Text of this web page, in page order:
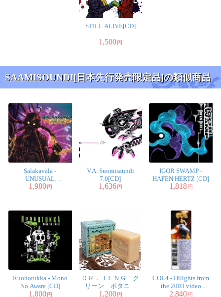
STILL ALIVE[CD]
1,500円
SAAMISOUNDI[日本先行発売限定品]の類似商品
Salakavala -
UNUSUAL
CONDITIONS
1,980 円
V.A. Suomisaundi
7.0[CD]
1,636 円
IGOR SWAMP -
HAFEN HERTZ [CD]
1,818 円
Ruohotukka - Mono
No Aware [CD]
1,800円
ＤＲ．ＪＥＮＧ ク
リーン ボタニカ
ル ソープ - DR.
1,200円
COL4 - Hilights from
the 2003 video
competition
2,840円